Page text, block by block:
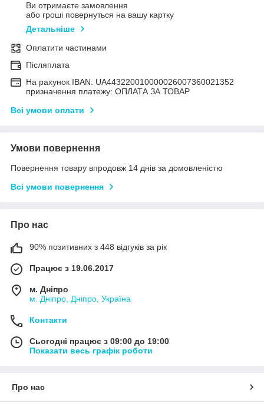
Ви отримаєте замовлення
або гроші повернуться на вашу картку
Детальніше
Оплатити частинами
Післяплата
На рахунок IBAN: UA443220010000026007360021352
призначення платежу: ОПЛАТА ЗА ТОВАР
Всі умови оплати
Умови повернення
Повернення товару впродовж 14 днів за домовленістю
Всі умови повернення
Про нас
90% позитивних з 448 відгуків за рік
Працює з 19.06.2017
м. Дніпро
м. Дніпро, Дніпро, Україна
Контакти
Сьогодні працює з 09:00 до 19:00
Показати весь графік роботи
Про нас